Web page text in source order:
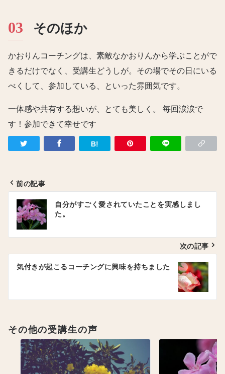
そのほか
かおりんコーチングは、素敵なかおりんから学ぶことがで
きるだけでなく、受講生どうしが。その場でその日にいる
べくして、参加している、といった雰囲気です。
一体感や共有する想いが、とても美しく。 毎回涙涙で
す！参加できて幸せです
投
稿
ナ
ビ
シ
ン
前の記事
自分がすごく愛されていたことを実感しまし
た。
次の記事
気付きが起こるコーチングに興味を持ちました
その他の受講生の声